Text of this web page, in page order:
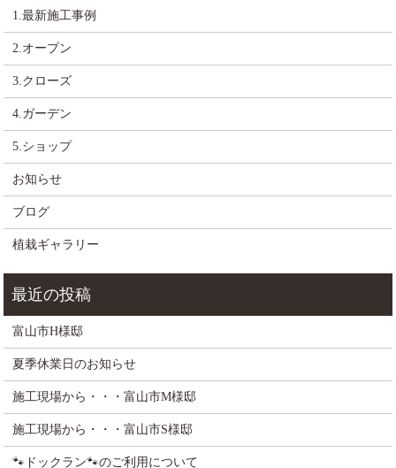
1.最新施工事例
2.オープン
3.クローズ
4.ガーデン
5.ショップ
お知らせ
ブログ
植栽ギャラリー
富山市H様邸
夏季休業日のお知らせ
施工現場から・・・富山市M様邸
施工現場から・・・富山市S様邸
🐾ドックラン🐾のご利用について